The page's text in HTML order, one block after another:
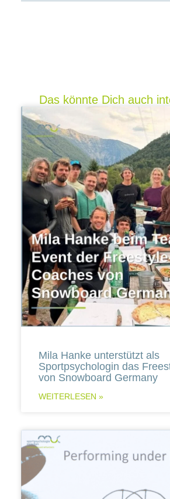
Das könnte Dich auch
Mila Hanke unterstützt als
Sportpsychologin das
von Snowboard Germany
WEITERLESEN »